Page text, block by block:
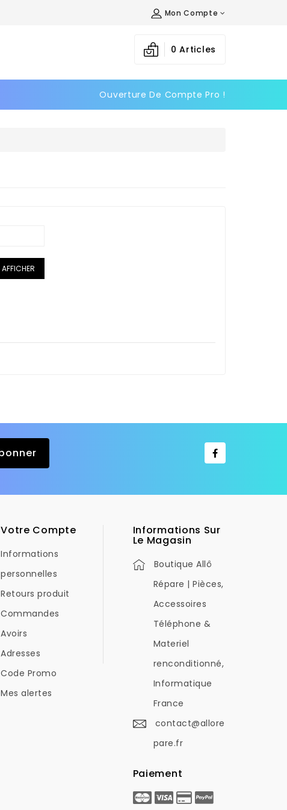
Mon Compte
0 Articles
Ouverture De Compte Pro !
AFFICHER
Votre Compte
Informations
personnelles
Retours produit
Commandes
Avoirs
Adresses
Code Promo
Mes alertes
Informations Sur
Le Magasin
Boutique Allô
Répare | Pièces,
Accessoires
Téléphone &
Materiel
renconditionné,
Informatique
France
contact@allore
pare.fr
Paiement